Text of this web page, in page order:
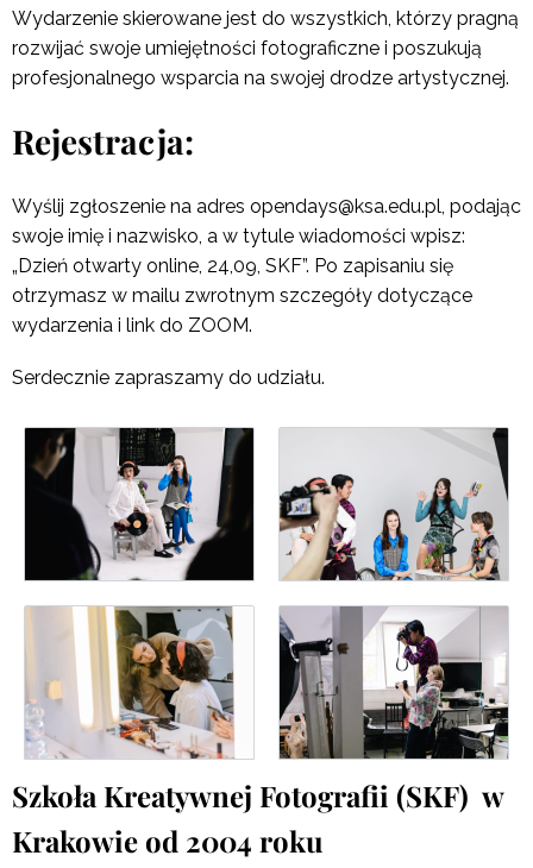
Wydarzenie skierowane jest do wszystkich, którzy pragną
rozwijać swoje umiejętności fotograficzne i poszukują
profesjonalnego wsparcia na swojej drodze artystycznej.
Rejestracja:
Wyślij zgłoszenie na adres opendays@ksa.edu.pl, podając
swoje imię i nazwisko, a w tytule wiadomości wpisz:
„Dzień otwarty online, 24,09, SKF”. Po zapisaniu się
otrzymasz w mailu zwrotnym szczegóły dotyczące
wydarzenia i link do ZOOM.
Serdecznie zapraszamy do udziału.
Szkoła Kreatywnej Fotografii (SKF) w
Krakowie od 2004 roku